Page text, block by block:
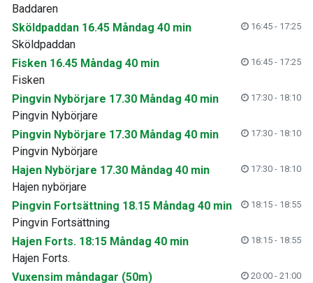
Baddaren
Sköldpaddan 16.45 Måndag 40 min
16:45 - 17:25
Sköldpaddan
Fisken 16.45 Måndag 40 min
16:45 - 17:25
Fisken
Pingvin Nybörjare 17.30 Måndag 40 min
17:30 - 18:10
Pingvin Nybörjare
Pingvin Nybörjare 17.30 Måndag 40 min
17:30 - 18:10
Pingvin Nybörjare
Hajen Nybörjare 17.30 Måndag 40 min
17:30 - 18:10
Hajen nybörjare
Pingvin Fortsättning 18.15 Måndag 40 min
18:15 - 18:55
Pingvin Fortsättning
Hajen Forts. 18:15 Måndag 40 min
18:15 - 18:55
Hajen Forts.
Vuxensim måndagar (50m)
20:00 - 21:00